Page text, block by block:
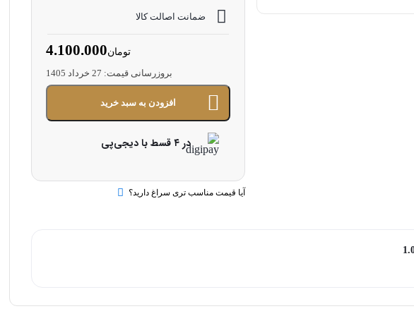
ضمانت اصالت کالا
تومان4.100.000
بروزرسانی قیمت: 27 خرداد 1405
افزودن به سبد خرید
در ۴ قسط با دیجی‌پی
آیا قیمت مناسب تری سراغ دارید؟